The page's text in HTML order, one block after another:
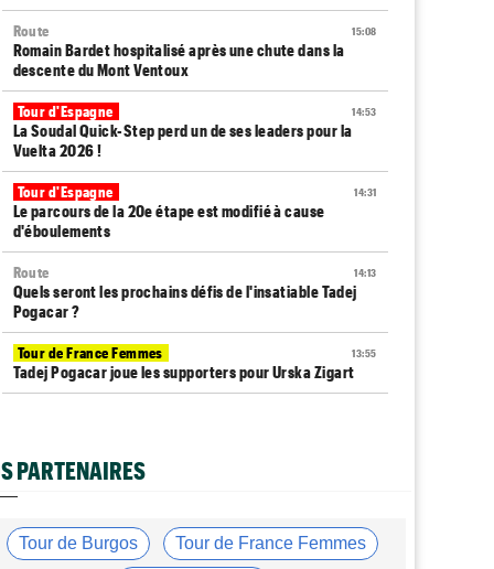
15:08
Route
Romain Bardet hospitalisé après une chute dans la
descente du Mont Ventoux
14:53
Tour d'Espagne
La Soudal Quick-Step perd un de ses leaders pour la
Vuelta 2026 !
14:31
Tour d'Espagne
Le parcours de la 20e étape est modifié à cause
d'éboulements
14:13
Route
Quels seront les prochains défis de l'insatiable Tadej
Pogacar ?
13:55
Tour de France Femmes
Tadej Pogacar joue les supporters pour Urska Zigart
Tour de France Femmes
Loes Adegeest : "On essaiera encore..."
12:58
Tour de France Femmes
La 9e et dernière étape à Nice... Vollering ou
PARTENAIRES
Tour de Burgos Tour de France Femmes